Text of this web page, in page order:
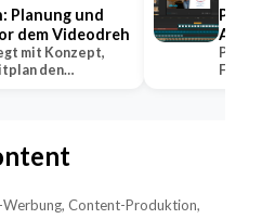
Planung und
dem Videodreh
mit Konzept,
den
Post-
Content-Produktion,